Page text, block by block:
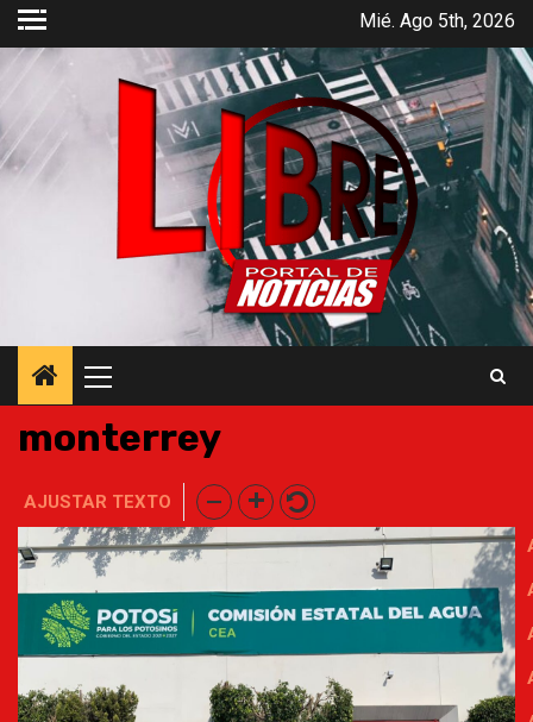
Saltar
contenido
Mié. Ago 5th, 2026
principal
monterrey
AJUSTAR TEXTO